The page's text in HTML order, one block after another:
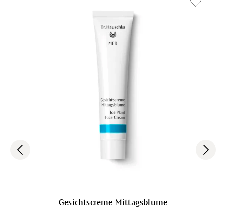
Gesichtscreme Mittagsblume